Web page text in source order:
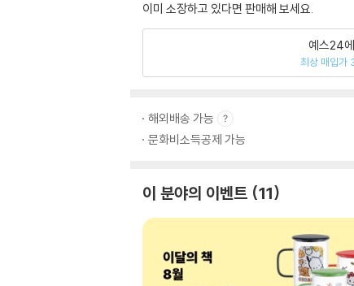
이미 소장하고 있다면 판매해 보세요.
예스24
최상 매입가
해외배송 가능
문화비소득공제 가능
이 분야의 이벤트 11